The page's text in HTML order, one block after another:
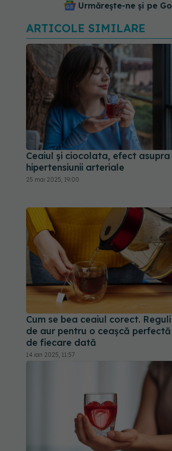
Urmărește-ne și pe
ARTICOLE SIMILARE
Ceaiul și ciocolata, efect asupra
hipertensiunii arteriale
25 mai 2025, 19:00
Cum se bea ceaiul corect. Reguli
de aur pentru o ceașcă perfectă
de fiecare dată
14 ian 2025, 11:57